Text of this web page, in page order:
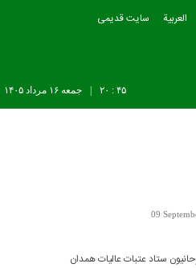
العربیة سایت قدیمی
جمعه ۱۶ مرداد ۱۴۰۵ ۴۵ : ۲۰
09
ستاد عتبات عالیات همدان